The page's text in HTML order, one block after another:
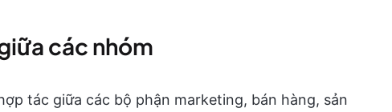
các nhóm
tác giữa các bộ phận marketing, bán hàng, sản